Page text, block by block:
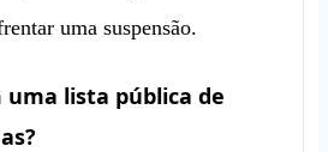
uma suspensão.
uma lista pública de